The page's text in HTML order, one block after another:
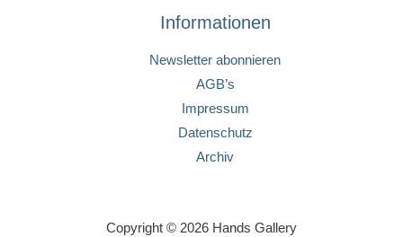
Informationen
Newsletter abonnieren
AGB’s
Impressum
Datenschutz
Archiv
Copyright © 2026 Hands Gallery